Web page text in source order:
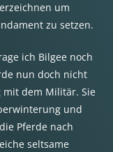
um
zu setzen.
ich Bilgee noch
nun doch nicht
mit dem Militär. Sie
und
Pferde nach
seltsame